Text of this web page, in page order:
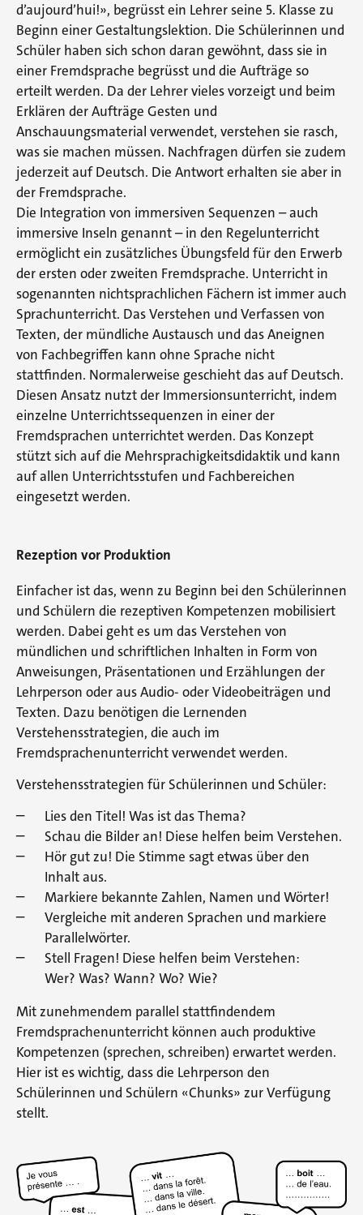
d’aujourd’hui!», begrüsst ein Lehrer seine 5. Klasse zu
Beginn einer Gestaltungslektion. Die Schülerinnen und
Schüler haben sich schon daran gewöhnt, dass sie in
einer Fremdsprache begrüsst und die Aufträge so
erteilt werden. Da der Lehrer vieles vorzeigt und beim
Erklären der Aufträge Gesten und
Anschauungsmaterial verwendet, verstehen sie rasch,
was sie machen müssen. Nachfragen dürfen sie zudem
jederzeit auf Deutsch. Die Antwort erhalten sie aber in
der Fremdsprache.
Die Integration von immersiven Sequenzen – auch
immersive Inseln genannt – in den Regelunterricht
ermöglicht ein zusätzliches Übungsfeld für den Erwerb
der ersten oder zweiten Fremdsprache. Unterricht in
sogenannten nichtsprachlichen Fächern ist immer auch
Sprachunterricht. Das Verstehen und Verfassen von
Texten, der mündliche Austausch und das Aneignen
von Fachbegriffen kann ohne Sprache nicht
stattfinden. Normalerweise geschieht das auf Deutsch.
Diesen Ansatz nutzt der Immersionsunterricht, indem
einzelne Unterrichtssequenzen in einer der
Fremdsprachen unterrichtet werden. Das Konzept
stützt sich auf die Mehrsprachigkeitsdidaktik und kann
auf allen Unterrichtsstufen und Fachbereichen
eingesetzt werden.
Rezeption vor Produktion
Einfacher ist das, wenn zu Beginn bei den Schülerinnen
und Schülern die rezeptiven Kompetenzen mobilisiert
werden. Dabei geht es um das Verstehen von
mündlichen und schriftlichen Inhalten in Form von
Anweisungen, Präsentationen und Erzählungen der
Lehrperson oder aus Audio- oder Videobeiträgen und
Texten. Dazu benötigen die Lernenden
Verstehensstrategien, die auch im
Fremdsprachenunterricht verwendet werden.
Verstehensstrategien für Schülerinnen und Schüler:
Lies den Titel! Was ist das Thema?
Schau die Bilder an! Diese helfen beim Verstehen.
Hör gut zu! Die Stimme sagt etwas über den
Inhalt aus.
Markiere bekannte Zahlen, Namen und Wörter!
Vergleiche mit anderen Sprachen und markiere
Parallelwörter.
Stell Fragen! Diese helfen beim Verstehen:
Wer? Was? Wann? Wo? Wie?
Mit zunehmendem parallel stattfindendem
Fremdsprachenunterricht können auch produktive
Kompetenzen (sprechen, schreiben) erwartet werden.
Hier ist es wichtig, dass die Lehrperson den
Schülerinnen und Schülern «Chunks» zur Verfügung
stellt.